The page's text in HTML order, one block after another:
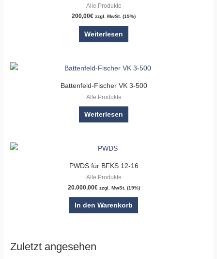
Alle Produkte
200,00€ zzgl. MwSt. (19%)
Weiterlesen
Battenfeld-Fischer VK 3-500
Alle Produkte
Weiterlesen
PWDS für BFKS 12-16
Alle Produkte
20.000,00€ zzgl. MwSt. (19%)
In den Warenkorb
Zuletzt angesehen